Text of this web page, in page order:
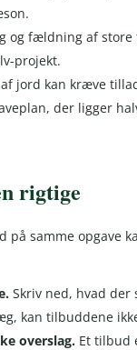
og fældning af
projekt.
jord kan kræve
der ligger
rigtige
på samme
Skriv ned, hvad der
kan tilbuddene
overslag. Et tilbud